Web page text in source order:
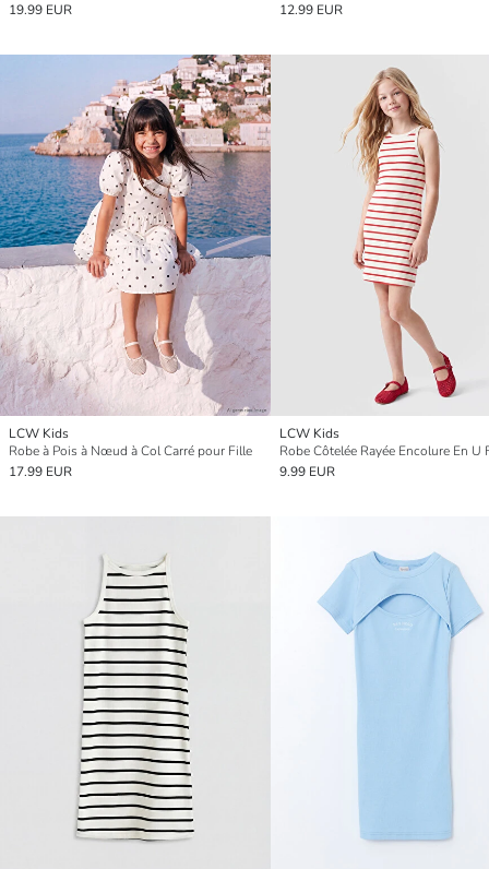
19.99 EUR
12.99 EUR
LCW Kids
Robe à Pois à Nœud à Col Carré pour Fille
17.99 EUR
LCW Kids
Robe Côtelée Rayée Encolure En U
9.99 EUR